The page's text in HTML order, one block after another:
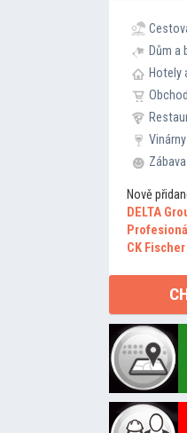
Dům a
Hotely
Vinárny
Zábava
Nově
DELTA
CK